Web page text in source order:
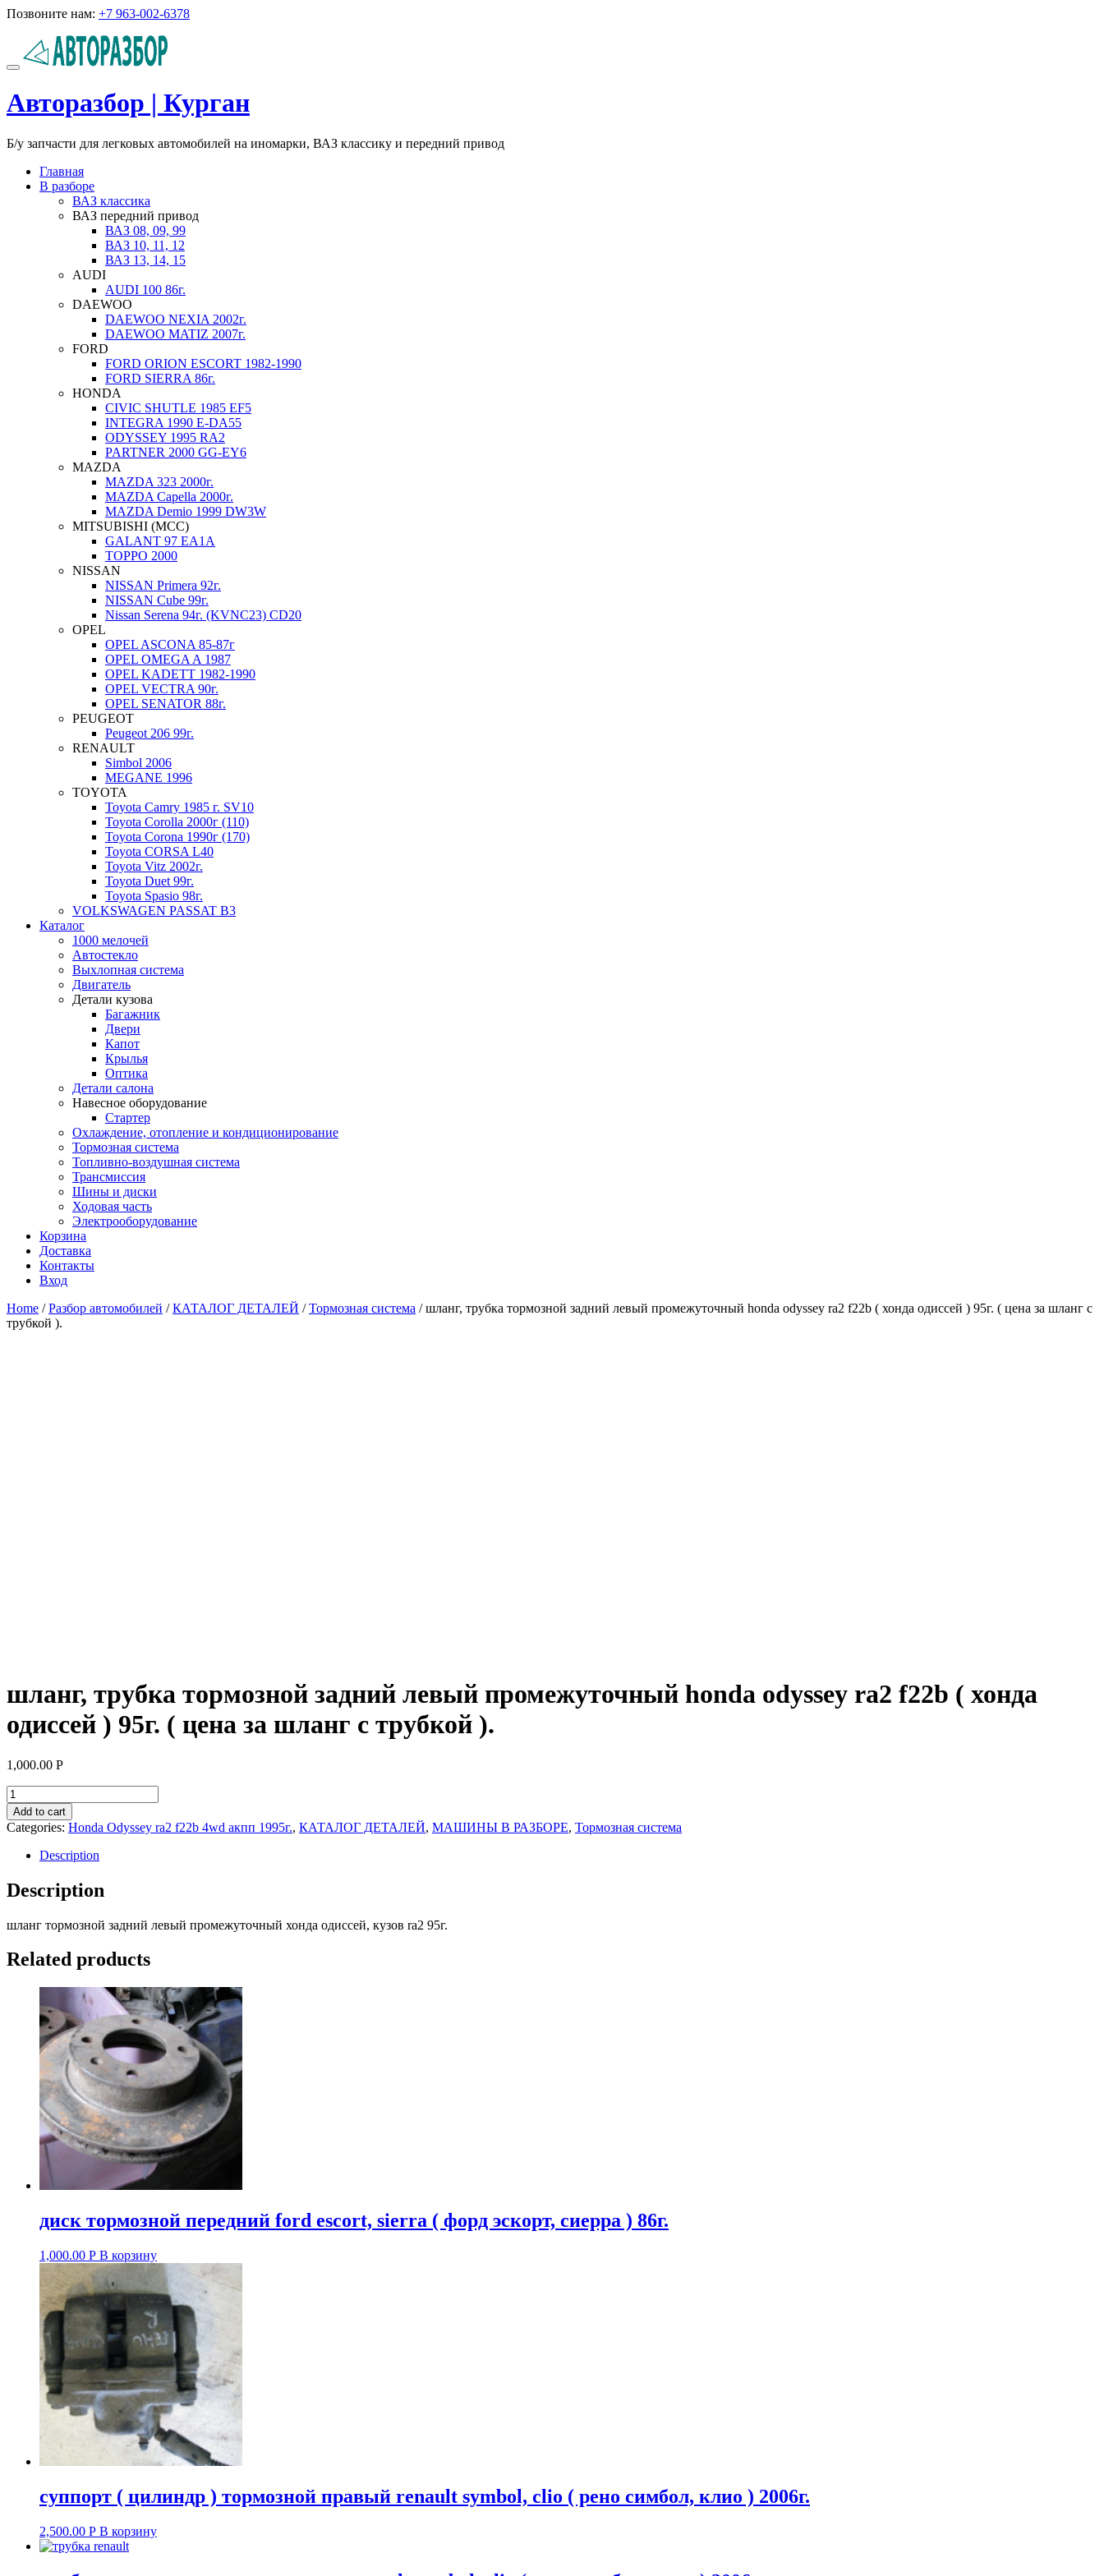
Перейти
содержимому
Позвоните нам: +7 963-002-6378
Показать/
навигацию
Авторазбор | Курган
Б/у запчасти для легковых автомобилей на иномарки, ВАЗ классику и передний привод
Главная
В разборе
ВАЗ классика
ВАЗ передний привод
ВАЗ 08, 09, 99
ВАЗ 10, 11, 12
ВАЗ 13, 14, 15
AUDI
AUDI 100 86г.
DAEWOO
DAEWOO NEXIA 2002г.
DAEWOO MATIZ 2007г.
FORD
FORD ORION ESCORT 1982-1990
FORD SIERRA 86г.
HONDA
CIVIC SHUTLE 1985 EF5
INTEGRA 1990 E-DA55
ODYSSEY 1995 RA2
PARTNER 2000 GG-EY6
MAZDA
MAZDA 323 2000г.
MAZDA Capella 2000г.
MAZDA Demio 1999 DW3W
MITSUBISHI (MCC)
GALANT 97 EA1A
TOPPO 2000
NISSAN
NISSAN Primera 92г.
NISSAN Cube 99г.
Nissan Serena 94г. (KVNC23) CD20
OPEL
OPEL ASCONA 85-87г
OPEL OMEGA A 1987
OPEL KADETT 1982-1990
OPEL VECTRA 90г.
OPEL SENATOR 88г.
PEUGEOT
Peugeot 206 99г.
RENAULT
Simbol 2006
MEGANE 1996
TOYOTA
Toyota Camry 1985 г. SV10
Toyota Corolla 2000г (110)
Toyota Corona 1990г (170)
Toyota CORSA L40
Toyota Vitz 2002г.
Toyota Duet 99г.
Toyota Spasio 98г.
VOLKSWAGEN PASSAT B3
Каталог
1000 мелочей
Автостекло
Выхлопная система
Двигатель
Детали кузова
Багажник
Двери
Капот
Крылья
Оптика
Детали салона
Навесное оборудование
Стартер
Охлаждение, отопление и кондиционирование
Тормозная система
Топливно-воздушная система
Трансмиссия
Шины и диски
Ходовая часть
Электрооборудование
Корзина
Доставка
Контакты
Вход
Home /Разбор автомобилей /КАТАЛОГ ДЕТАЛЕЙ /Тормозная система / шланг, трубка тормозной задний левый промежуточный honda odyssey ra2 f22b ( хонда одиссей ) 95г. ( цена за шланг с
трубкой ).
шланг, трубка тормозной задний левый промежуточный honda odyssey ra2 f22b ( хонда
одиссей ) 95г. ( цена за шланг с трубкой ).
1,000.00 Р
шланг,
трубка
тормозной
задний
левый
промежуточный
honda
odyssey
f22b
хонда
одиссей
шланг
трубкой
quantity
Add to cart
Categories: Honda Odyssey ra2 f22b 4wd акпп 1995г., КАТАЛОГ ДЕТАЛЕЙ, МАШИНЫ В РАЗБОРЕ, Тормозная система
Description
Description
шланг тормозной задний левый промежуточный хонда одиссей, кузов ra2 95г.
Related products
диск тормозной передний ford escort, sierra ( форд эскорт, сиерра ) 86г.
1,000.00 Р В корзину
суппорт ( цилиндр ) тормозной правый renault symbol, clio ( рено симбол, клио ) 2006г.
2,500.00 Р В корзину